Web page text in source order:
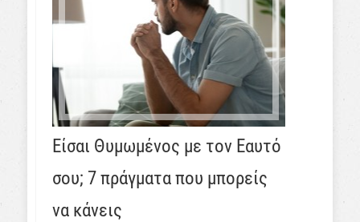
Είσαι Θυμωμένος με τον Εαυτό
σου; 7 πράγματα που μπορείς
να κάνεις